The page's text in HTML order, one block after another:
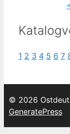
1 2 3 4 5 6 7
© 2026
GeneratePress